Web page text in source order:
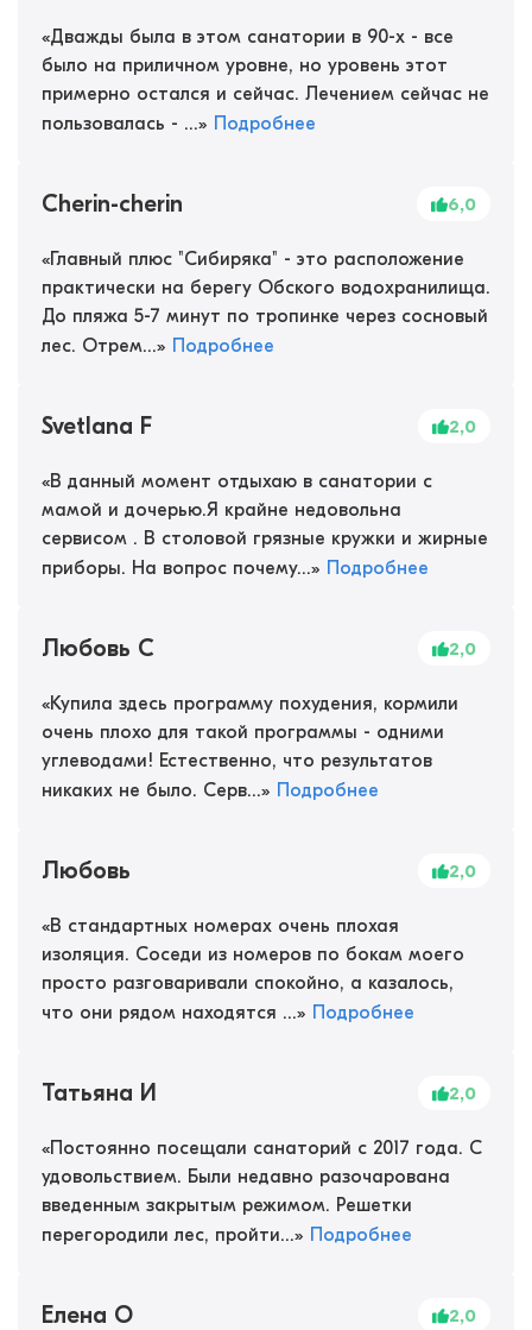
«Дважды была в этом санатории в 90-х - все
было на приличном уровне, но уровень этот
примерно остался и сейчас. Лечением сейчас не
пользовалась - ...» Подробнее
Cherin-cherin 6,0
«Главный плюс "Сибиряка" - это расположение
практически на берегу Обского водохранилища.
До пляжа 5-7 минут по тропинке через сосновый
лес. Отрем...» Подробнее
Svetlana F 2,0
«В данный момент отдыхаю в санатории с
мамой и дочерью.Я крайне недовольна
сервисом . В столовой грязные кружки и жирные
приборы. На вопрос почему...» Подробнее
Любовь С 2,0
«Купила здесь программу похудения, кормили
очень плохо для такой программы - одними
углеводами! Естественно, что результатов
никаких не было. Серв...» Подробнее
Любовь 2,0
«В стандартных номерах очень плохая
изоляция. Соседи из номеров по бокам моего
просто разговаривали спокойно, а казалось,
что они рядом находятся ...» Подробнее
Татьяна И 2,0
«Постоянно посещали санаторий с 2017 года. С
удовольствием. Были недавно разочарована
введенным закрытым режимом. Решетки
перегородили лес, пройти...» Подробнее
Елена О 2,0